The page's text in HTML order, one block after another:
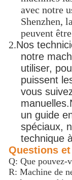
avec notre
Shenzhen,
peuvent
2.Nos
notre
utiliser,
puissent
vous
un guide
spéciaux,
technique
Questions
Q: Que pouvez-
R: Machine de